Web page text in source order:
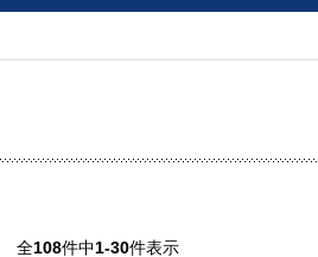
全108件中1-30件表示